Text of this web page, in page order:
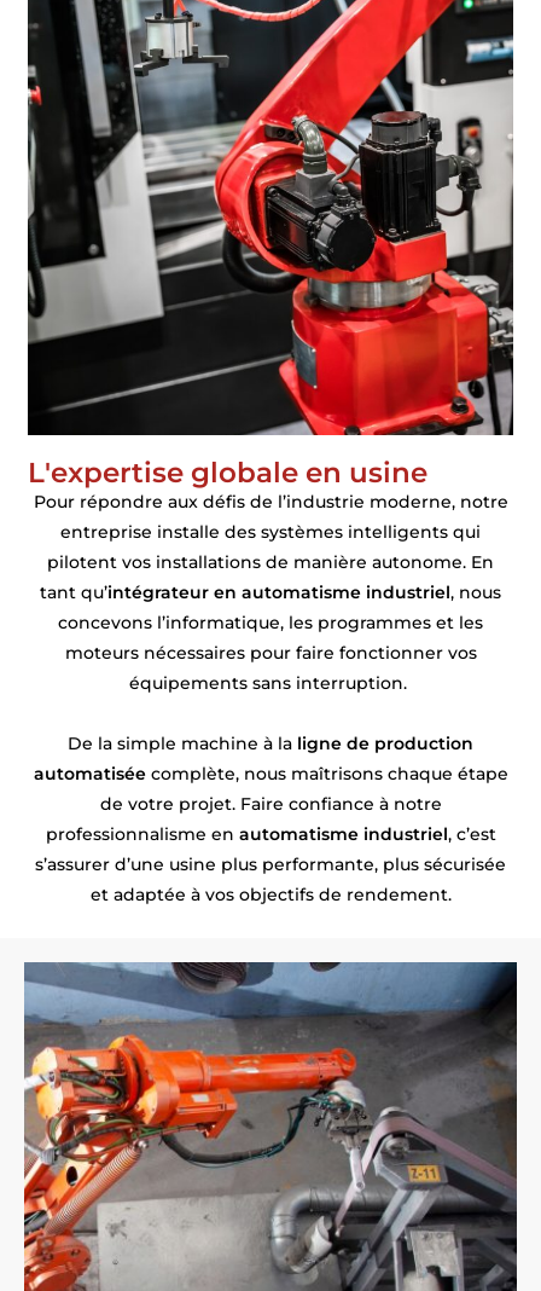
L'expertise globale en usine
Pour répondre aux défis de l’industrie moderne, notre
entreprise installe des systèmes intelligents qui
pilotent vos installations de manière autonome. En
tant qu’intégrateur en automatisme industriel, nous
concevons l’informatique, les programmes et les
moteurs nécessaires pour faire fonctionner vos
équipements sans interruption.
De la simple machine à la ligne de production
automatiséecomplète, nous maîtrisons chaque étape
de votre projet. Faire confiance à notre
professionnalisme en automatisme industriel, c’est
s’assurer d’une usine plus performante, plus sécurisée
et adaptée à vos objectifs de rendement.